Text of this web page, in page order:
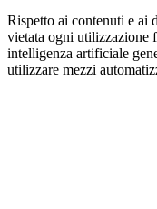
Rispetto ai contenuti e ai
vietata ogni utilizzazione
intelligenza artificiale
utilizzare mezzi